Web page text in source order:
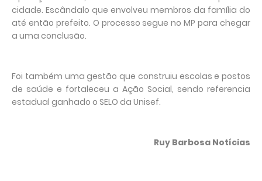
cidade. Escândalo que envolveu membros da família do
até então prefeito. O processo segue no MP para chegar
a uma conclusão.
Foi também uma gestão que construiu escolas e postos
de saúde e fortaleceu a Ação Social, sendo referencia
estadual ganhado o SELO da Unisef.
Ruy Barbosa Notícias